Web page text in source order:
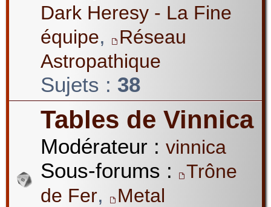
Dark Heresy - La Fine
équipe,
Réseau
Astropathique
Sujets : 38
Tables de Vinnica
Modérateur : vinnica
Sous-forums :
Trône
de Fer,
Metal